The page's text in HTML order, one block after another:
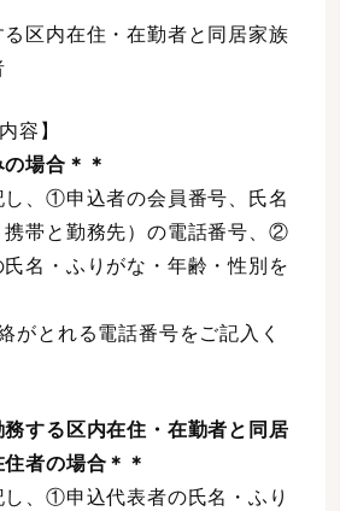
区内在住・在勤者と同居家族
容】
場合＊＊
し、①申込者の会員番号、氏名
携帯と勤務先）の電話番号、②
名・ふりがな・年齢・性別を
がとれる電話番号をご記入く
する区内在住・在勤者と同居
者の場合＊＊
、①申込代表者の氏名・ふり